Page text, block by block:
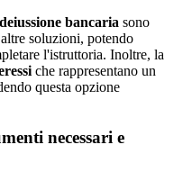
bancaria sono
soluzioni, potendo
l'istruttoria. Inoltre, la
che rappresentano un
questa opzione
necessari e